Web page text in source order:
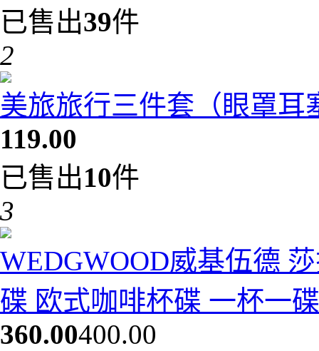
已售出39件
2
美旅旅行三件套（眼罩耳
119.00
已售出10件
3
WEDGWOOD威基伍德
碟 欧式咖啡杯碟 一杯一
360.00400.00